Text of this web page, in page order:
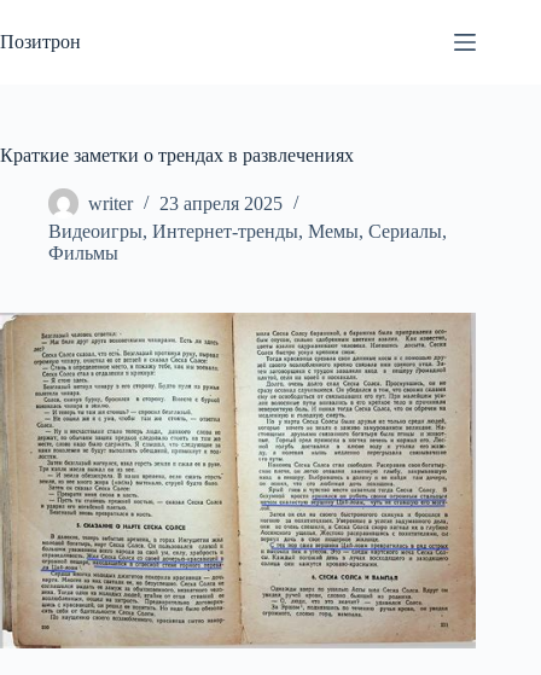
к
сути
Позитрон
Краткие заметки о трендах в развлечениях
writer
23 апреля 2025
Видеоигры, Интернет-тренды, Мемы, Сериалы,
Фильмы